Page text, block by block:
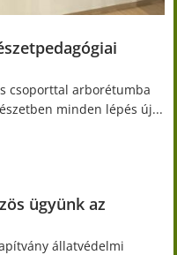
csoporttal arborétumba
minden lépés új...
ügyünk az
állatvédelmi